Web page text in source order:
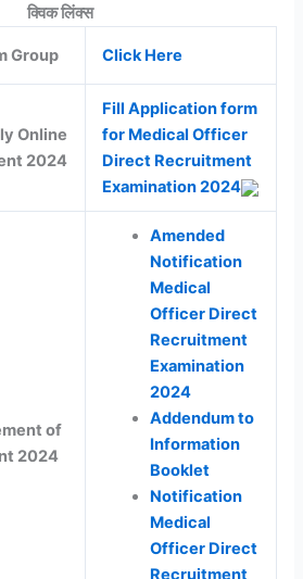
क्विक लिंक्स
Group Click Here
Online
2024
Fill Application form
for Medical Officer
Direct Recruitment
Examination 2024
of
2024
Amended
Notification
Medical
Officer Direct
Recruitment
Examination
2024
Addendum to
Information
Booklet
Notification
Medical
Officer Direct
Recruitment